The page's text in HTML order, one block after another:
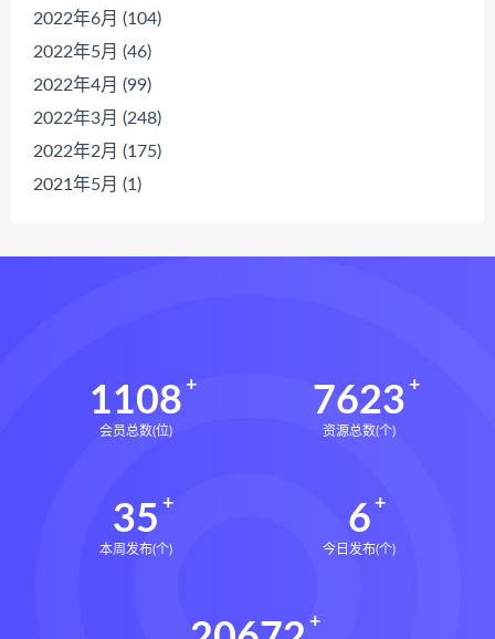
2022年6月 (104)
2022年5月 (46)
2022年4月 (99)
2022年3月 (248)
2022年2月 (175)
2021年5月 (1)
1108
会员总数(位)
7623
资源总数(个)
35
本周发布(个)
6
今日发布(个)